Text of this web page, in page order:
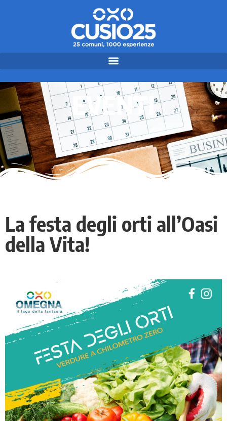
EVENTI
La festa degli orti all’Oasi
della Vita!